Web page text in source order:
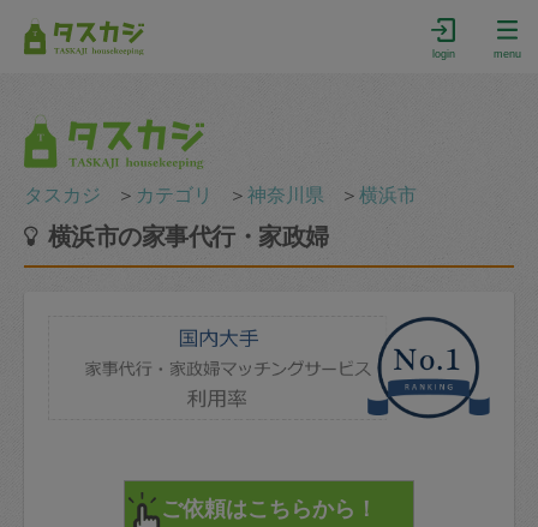
login menu
タスカジ ＞ カテゴリ ＞神奈川県 ＞横浜市
横浜市の家事代行・家政婦